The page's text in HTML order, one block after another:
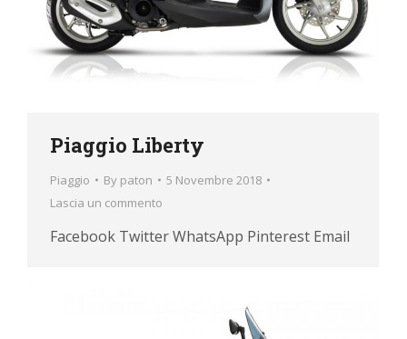
Piaggio Liberty
Piaggio By paton
5 Novembre 2018
Lascia un commento
Facebook Twitter WhatsApp Pinterest Email